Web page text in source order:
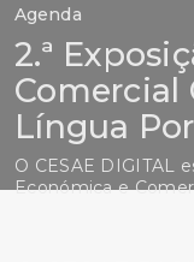
Agenda
2.ª
Comercial
Língua
O CESAE DIGITAL está
Económica e